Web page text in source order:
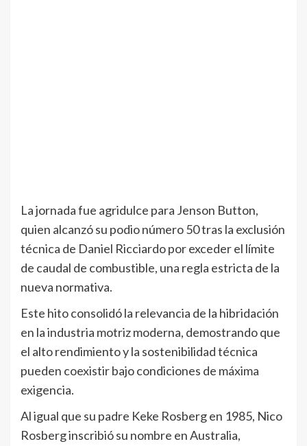
La jornada fue agridulce para Jenson Button,
quien alcanzó su podio número 50 tras la exclusión
técnica de Daniel Ricciardo por exceder el límite
de caudal de combustible, una regla estricta de la
nueva normativa.
Este hito consolidó la relevancia de la hibridación
en la industria motriz moderna, demostrando que
el alto rendimiento y la sostenibilidad técnica
pueden coexistir bajo condiciones de máxima
exigencia.
Al igual que su padre Keke Rosberg en 1985, Nico
Rosberg inscribió su nombre en Australia,